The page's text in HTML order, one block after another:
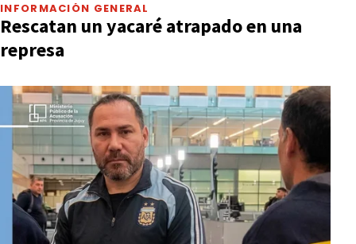
INFORMACIÓN GENERAL
Rescatan un yacaré atrapado en una
represa